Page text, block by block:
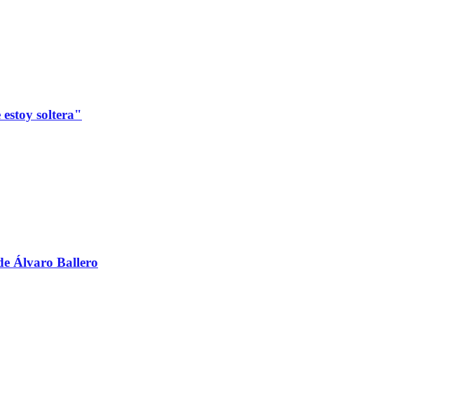
soltera"
Álvaro Ballero